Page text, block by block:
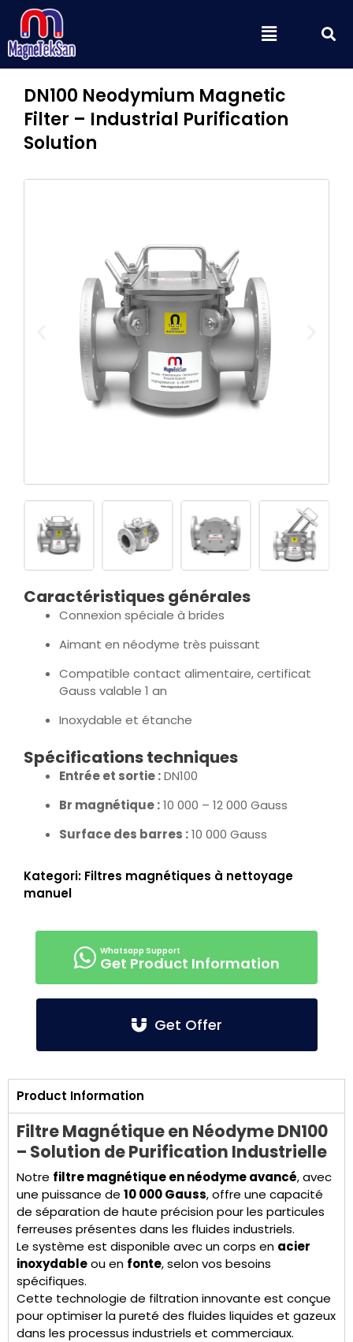
contenu
Menu
DN100 Neodymium Magnetic
Filter – Industrial Purification
Solution
Caractéristiques générales
Connexion spéciale à brides
Aimant en néodyme très puissant
Compatible contact alimentaire, certificat
Gauss valable 1 an
Inoxydable et étanche
Spécifications techniques
Entrée et sortie :DN100
Br magnétique :10 000 – 12 000 Gauss
Surface des barres :10 000 Gauss
Kategori: Filtres magnétiques à nettoyage
manuel
Get Product Information
Get Offer
Product Information
Filtre Magnétique en Néodyme DN100
– Solution de Purification Industrielle
Notre filtre magnétique en néodyme avancé, avec
une puissance de 10 000 Gauss, offre une capacité
de séparation de haute précision pour les particules
ferreuses présentes dans les fluides industriels.
Le système est disponible avec un corps en acier
inoxydableou en fonte, selon vos besoins
spécifiques.
Cette technologie de filtration innovante est conçue
pour optimiser la pureté des fluides liquides et gazeux
dans les processus industriels et commerciaux.